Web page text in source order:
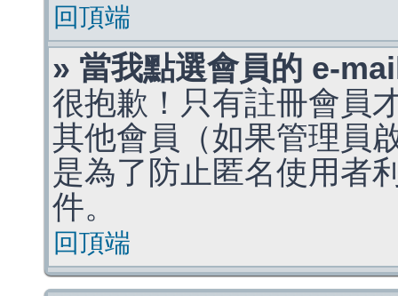
回頂端
» 當我點選會員的 e-
很抱歉！只有註冊會員
其他會員（如果管理員
是為了防止匿名使用者
件。
回頂端